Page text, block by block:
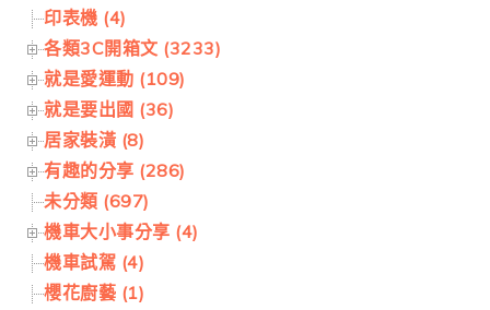
印表機 (4)
各類3C開箱文 (3233)
就是愛運動 (109)
就是要出國 (36)
居家裝潢 (8)
有趣的分享 (286)
未分類 (697)
機車大小事分享 (4)
機車試駕 (4)
櫻花廚藝 (1)